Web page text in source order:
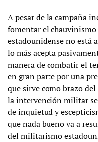
A pesar de la campaña
fomentar el
estadounidense no está
lo más acepta
manera de combatir el
en gran parte por una
que sirve como brazo
la intervención militar
de inquietud y
que nada bueno va a
del militarismo